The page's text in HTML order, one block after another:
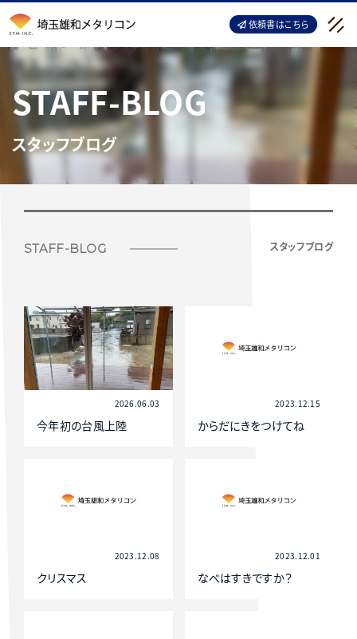
依頼書はこちら
スタッフブログ
STAFF-BLOG スタッフブログ
今年初の台風上陸
2026.06.03
からだにきをつけてね
2023.12.15
クリスマス
2023.12.08
なべはすきですか？
2023.12.01